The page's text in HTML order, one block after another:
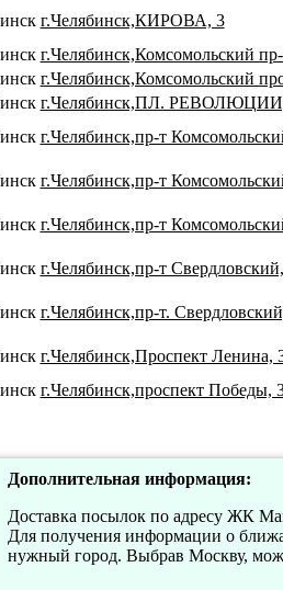
г.Челябинск,КИРОВА, 3
г.Челябинск,Комсомольский
г.Челябинск,Комсомольский
г.Челябинск,ПЛ.
г.Челябинск,пр-т
г.Челябинск,пр-т
г.Челябинск,пр-т
г.Челябинск,пр-т
г.Челябинск,пр-т.
г.Челябинск,Проспект Ленина,
г.Челябинск,проспект Победы,
Дополнительная информация:
Доставка посылок по адресу ЖК
Для получения информации о
нужный город. Выбрав Москву,